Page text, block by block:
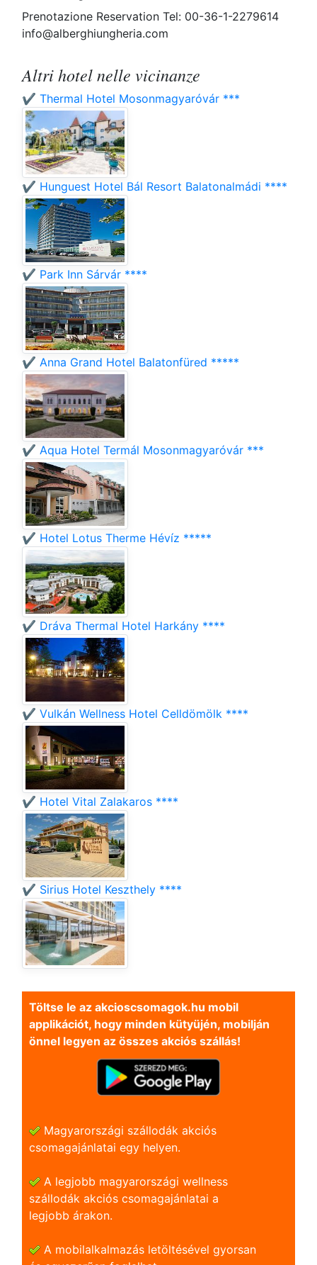
Prenotazione Reservation Tel: 00-36-1-2279614
info@alberghiungheria.com
Altri hotel nelle vicinanze
✔️ Thermal Hotel Mosonmagyaróvár ***
✔️ Hunguest Hotel Bál Resort Balatonalmádi ****
✔️ Park Inn Sárvár ****
✔️ Anna Grand Hotel Balatonfüred *****
✔️ Aqua Hotel Termál Mosonmagyaróvár ***
✔️ Hotel Lotus Therme Hévíz *****
✔️ Dráva Thermal Hotel Harkány ****
✔️ Vulkán Wellness Hotel Celldömölk ****
✔️ Hotel Vital Zalakaros ****
✔️ Sirius Hotel Keszthely ****
Töltse le az akcioscsomagok.hu mobil
applikációt, hogy minden kütyüjén, mobilján
önnel legyen az összes akciós szállás!
Magyarországi szállodák akciós
csomagajánlatai egy helyen.
A legjobb magyarországi wellness
szállodák akciós csomagajánlatai a
legjobb árakon.
A mobilalkalmazás letöltésével gyorsan